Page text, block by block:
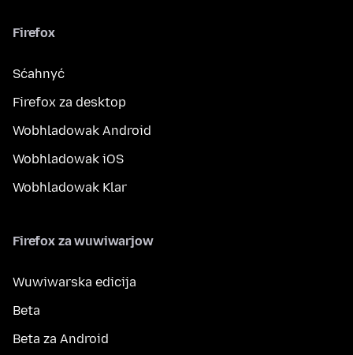
Firefox
Sćahnyć
Firefox za desktop
Wobhladowak Android
Wobhladowak iOS
Wobhladowak Klar
Firefox za wuwiwarjow
Wuwiwarska edicija
Beta
Beta za Android